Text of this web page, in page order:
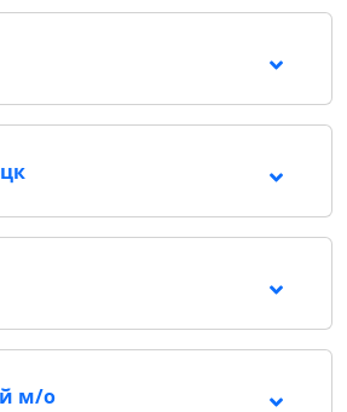
м/о